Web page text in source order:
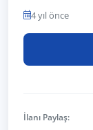
4 yıl önce
İlanı Paylaş: